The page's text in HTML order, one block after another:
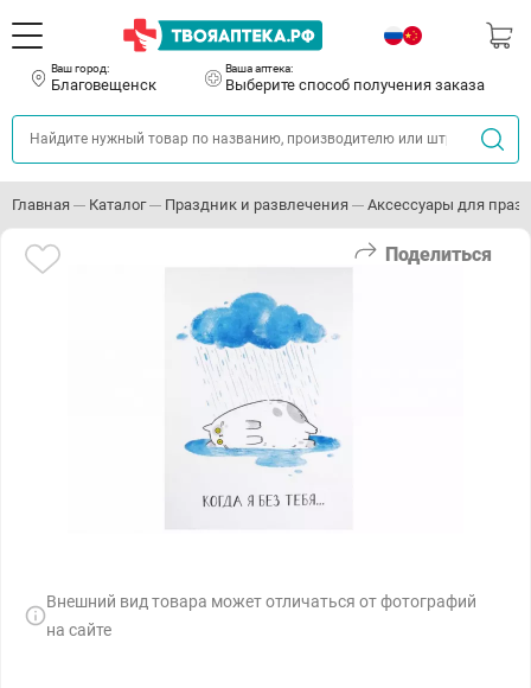
Ваш город:
Благовещенск
Ваша аптека:
Выберите способ получения заказа
Главная Каталог Праздник и развлечения Аксессуары для
Поделиться
Внешний вид товара может отличаться от фотографий
на сайте